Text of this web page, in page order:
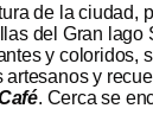
de la ciudad,
del Gran lago
y coloridos,
artesanos y
. Cerca se